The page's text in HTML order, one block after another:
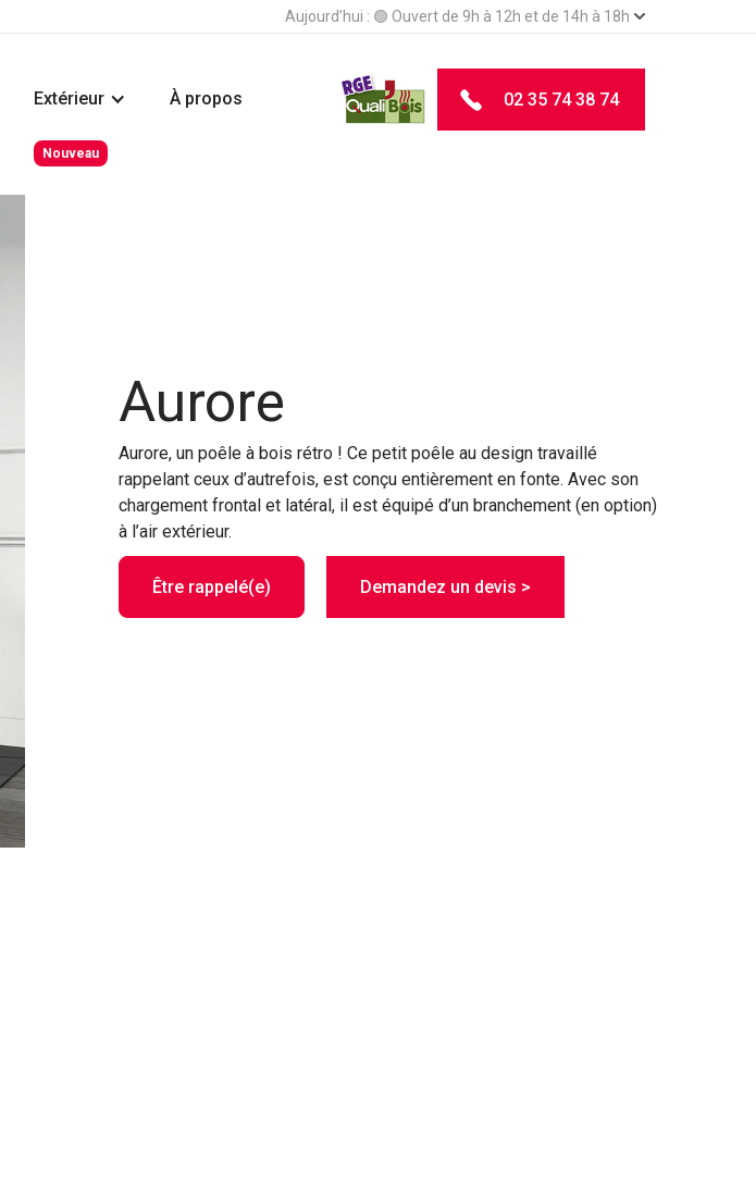
Aujourd’hui : 🟢 Ouvert de 9h à 12h et de 14h à 18h
Extérieur
Nouveau
À propos 02 35 74 38 74
Aurore
Aurore, un poêle à bois rétro ! Ce petit poêle au design travaillé
rappelant ceux d’autrefois, est conçu entièrement en fonte. Avec son
chargement frontal et latéral, il est équipé d’un branchement (en option)
à l’air extérieur.
Être rappelé(e) Demandez un devis >